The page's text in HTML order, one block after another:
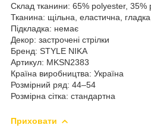
Склад тканини: 65% polyester, 35%
Тканина: щільна, еластична,
Підкладка: немає
Декор: застрочені стрілки
Бренд: STYLE NIKA
Артикул: MKSN2383
Країна виробництва: Україна
Розмірний ряд: 44–54
Розмірна сітка: стандартна
Приховати